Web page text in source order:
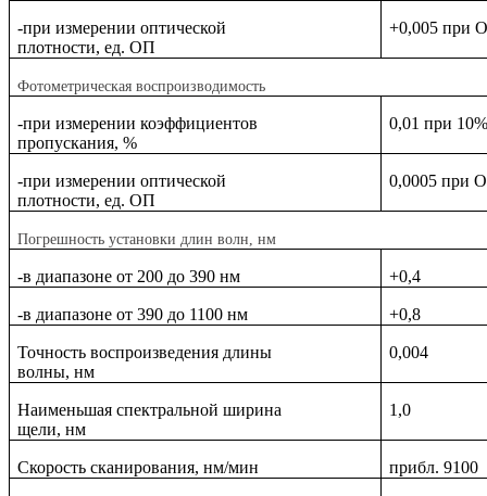
-при измерении оптической
плотности, ед. ОП
+0,005 при
Фотометрическая воспроизводимость
-при измерении коэффициентов
пропускания, %
0,01 при
-при измерении оптической
плотности, ед. ОП
0,0005 при
Погрешность установки длин волн, нм
-в диапазоне от 200 до 390 нм +0,4
-в диапазоне от 390 до 1100 нм +0,8
Точность воспроизведения длины
волны, нм
0,004
Наименьшая спектральной ширина
щели, нм
1,0
Скорость сканирования, нм/мин прибл. 9100